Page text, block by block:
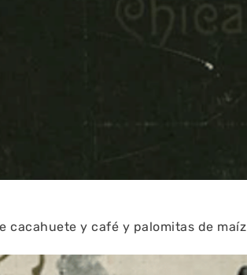
cacahuete y café y palomitas de maíz